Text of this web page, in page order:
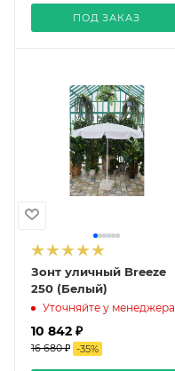
ПОД ЗАКАЗ
Зонт уличный Breeze
250 (Белый)
Уточняйте у менеджера
10 842 ₽
16 680 ₽ -35%